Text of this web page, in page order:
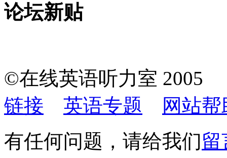
论坛新贴
©在线英语听力室
链接
英语专题
网站帮
有任何问题，请给我们留